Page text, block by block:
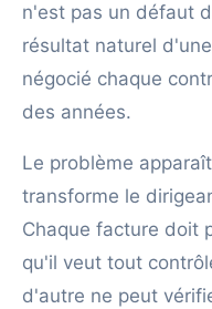
n'est pas un défaut
résultat naturel
négocié chaque
des années.
Le problème
transforme le
Chaque facture doit
qu'il veut tout
d'autre ne peut